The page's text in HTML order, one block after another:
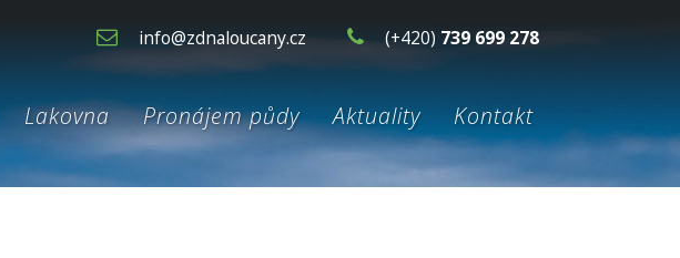
info@zdnaloucany.cz (+420) 739 699 278
Lakovna Pronájem půdy Aktuality Kontakt